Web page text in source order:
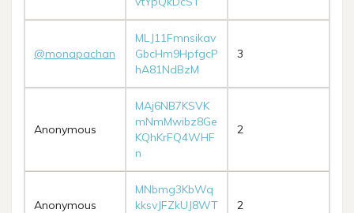
@monapachan
MLJ11Fmnsikav
GbcHm9HpfgcP
hA81NdBzM
3
Anonymous
MAj6NB7KSVK
mNmMwibz8Ge
KQhKrFQ4WHF
n
2
Anonymous
MNbmg3KbWq
kksvJFZkUJ8WT
2